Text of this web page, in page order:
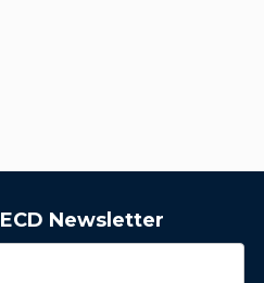
ECD Newsletter